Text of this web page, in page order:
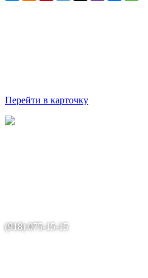
Перейти в карточку
(918) 075-15-15